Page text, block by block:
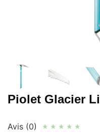
Piolet Glacier
Avis (0) ★ ★ ★ ★ ★